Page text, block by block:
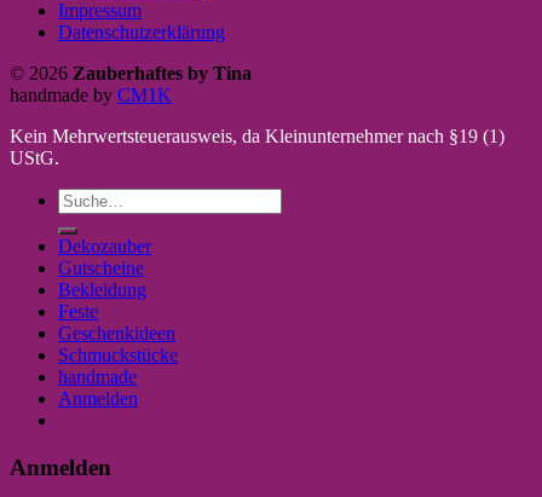
Impressum
Datenschutzerklärung
© 2026 Zauberhaftes by Tina
handmade by CM1K
Kein Mehrwertsteuerausweis, da Kleinunternehmer nach §19 (1)
UStG.
Suche
nach:
Dekozauber
Gutscheine
Bekleidung
Feste
Geschenkideen
Schmuckstücke
handmade
Anmelden
Anmelden